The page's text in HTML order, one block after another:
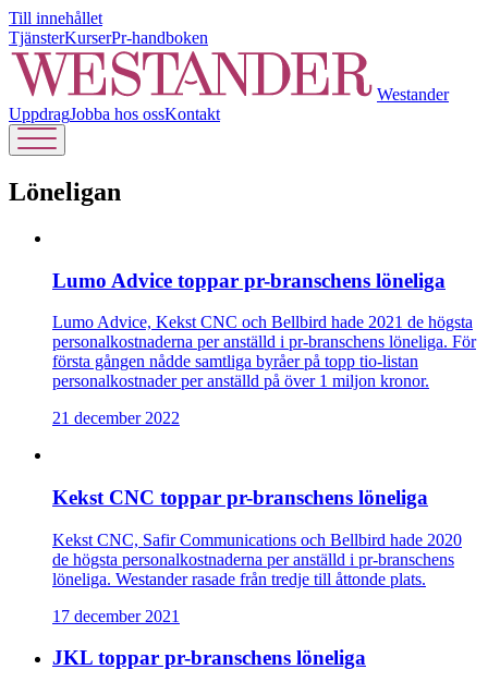
Till innehållet
TjänsterKurserPr-handboken
Westander
UppdragJobba hos ossKontakt
Löneligan
Lumo Advice toppar pr-branschens löneliga
Lumo Advice, Kekst CNC och Bellbird hade 2021 de högsta
personalkostnaderna per anställd i pr-branschens löneliga. För
första gången nådde samtliga byråer på topp tio-listan
personalkostnader per anställd på över 1 miljon kronor.
21 december 2022
Kekst CNC toppar pr-branschens löneliga
Kekst CNC, Safir Communications och Bellbird hade 2020
de högsta personalkostnaderna per anställd i pr-branschens
löneliga. Westander rasade från tredje till åttonde plats.
17 december 2021
JKL toppar pr-branschens löneliga